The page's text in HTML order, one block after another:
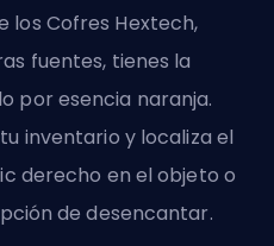
los Cofres Hextech,
fuentes, tienes la
por esencia naranja.
inventario y localiza el
derecho en el objeto o
de desencantar.